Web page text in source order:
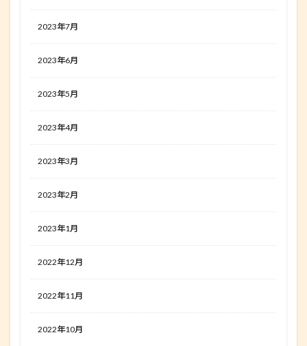
2023年7月
2023年6月
2023年5月
2023年4月
2023年3月
2023年2月
2023年1月
2022年12月
2022年11月
2022年10月